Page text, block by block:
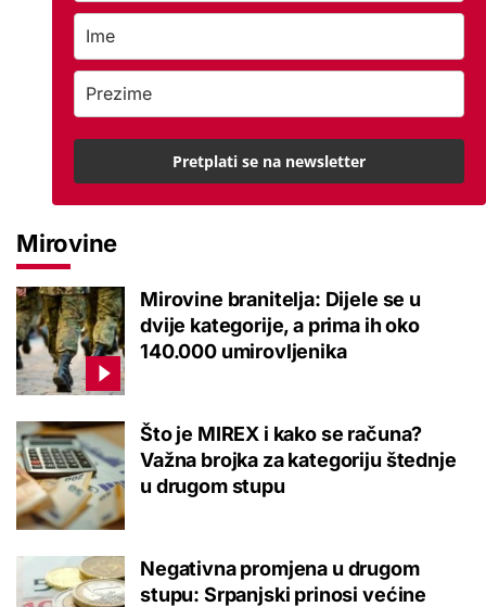
Mirovine
Mirovine branitelja: Dijele se u
dvije kategorije, a prima ih oko
140.000 umirovljenika
Što je MIREX i kako se računa?
Važna brojka za kategoriju štednje
u drugom stupu
Negativna promjena u drugom
stupu: Srpanjski prinosi većine
Pretplati se na newsletter